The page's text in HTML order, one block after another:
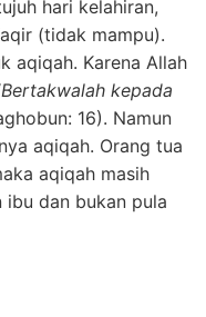
hari kelahiran,
(tidak mampu).
aqiqah. Karena Allah
Bertakwalah kepada
16). Namun
aqiqah. Orang tua
aqiqah masih
dan bukan pula